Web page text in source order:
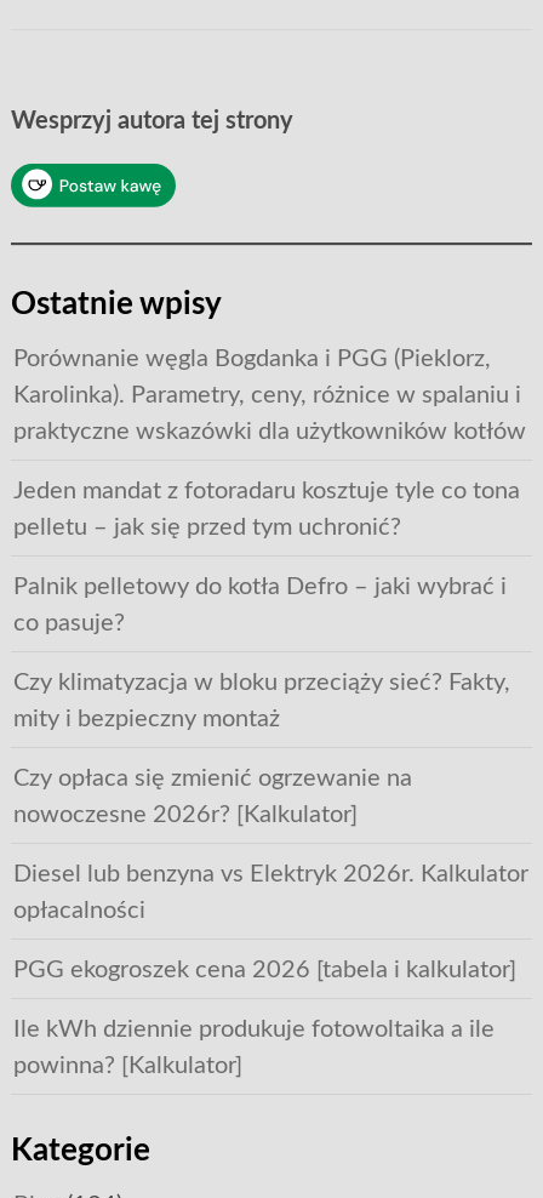
Wesprzyj autora tej strony
Ostatnie wpisy
Porównanie węgla Bogdanka i PGG (Pieklorz,
Karolinka). Parametry, ceny, różnice w spalaniu i
praktyczne wskazówki dla użytkowników kotłów
Jeden mandat z fotoradaru kosztuje tyle co tona
pelletu – jak się przed tym uchronić?
Palnik pelletowy do kotła Defro – jaki wybrać i
co pasuje?
Czy klimatyzacja w bloku przeciąży sieć? Fakty,
mity i bezpieczny montaż
Czy opłaca się zmienić ogrzewanie na
nowoczesne 2026r? [Kalkulator]
Diesel lub benzyna vs Elektryk 2026r. Kalkulator
opłacalności
PGG ekogroszek cena 2026 [tabela i kalkulator]
Ile kWh dziennie produkuje fotowoltaika a ile
powinna? [Kalkulator]
Kategorie